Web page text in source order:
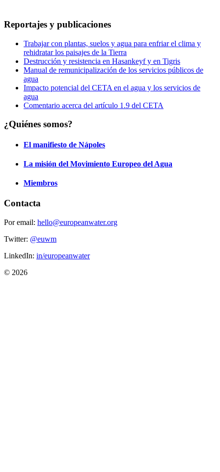
Reportajes y publicaciones
Trabajar con plantas, suelos y agua para enfriar el clima y
rehidratar los paisajes de la Tierra
Destrucción y resistencia en Hasankeyf y en Tigris
Manual de remunicipalización de los servicios públicos de
agua
Impacto potencial del CETA en el agua y los servicios de
agua
Comentario acerca del artículo 1.9 del CETA
¿Quiénes somos?
El manifiesto de Nápoles
La misión del Movimiento Europeo del Agua
Miembros
Contacta
Por email: hello@europeanwater.org
Twitter: @euwm
LinkedIn: in/europeanwater
© 2026